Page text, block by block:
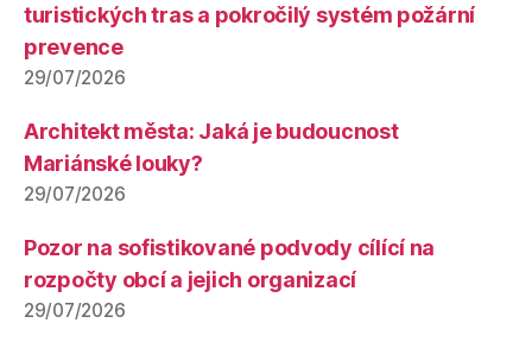
turistických tras a pokročilý systém požární
prevence
29/07/2026
Architekt města: Jaká je budoucnost
Mariánské louky?
29/07/2026
Pozor na sofistikované podvody cílící na
rozpočty obcí a jejich organizací
29/07/2026